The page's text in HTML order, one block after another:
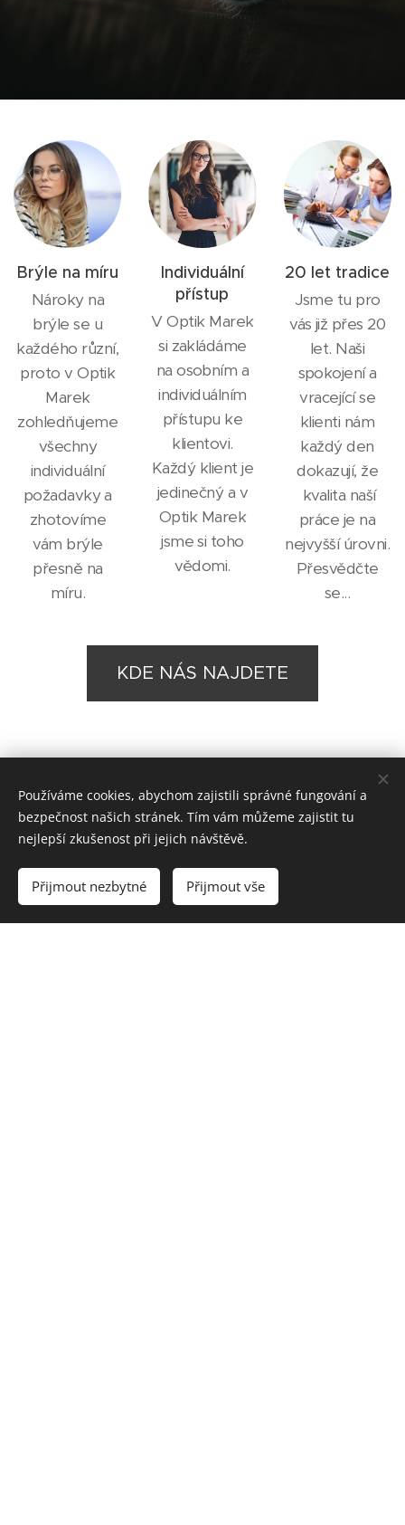
Brýle na míru
Nároky na
brýle se u
každého různí,
proto v Optik
Marek
zohledňujeme
všechny
individuální
požadavky a
zhotovíme
vám brýle
přesně na
míru.
Individuální
přístup
V Optik Marek
si zakládáme
na osobním a
individuálním
přístupu ke
klientovi.
Každý klient je
jedinečný a v
Optik Marek
jsme si toho
vědomi.
20 let tradice
Jsme tu pro
vás již přes 20
let. Naši
spokojení a
vracející se
klienti nám
každý den
dokazují, že
kvalita naší
práce je na
nejvyšší úrovni.
Přesvědčte
se...
KDE NÁS NAJDETE
Co je u nás
nového?
Používáme cookies, abychom zajistili správné fungování a
bezpečnost našich stránek. Tím vám můžeme zajistit tu
nejlepší zkušenost při jejich návštěvě.
Přijmout nezbytné Přijmout vše